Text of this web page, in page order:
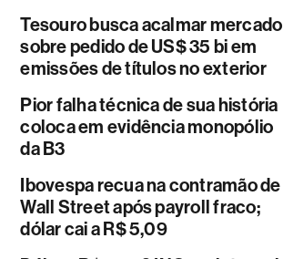
Tesouro busca acalmar mercado
sobre pedido de US$ 35 bi em
emissões de títulos no exterior
Pior falha técnica de sua história
coloca em evidência monopólio
da B3
Ibovespa recua na contramão de
Wall Street após payroll fraco;
dólar cai a R$ 5,09